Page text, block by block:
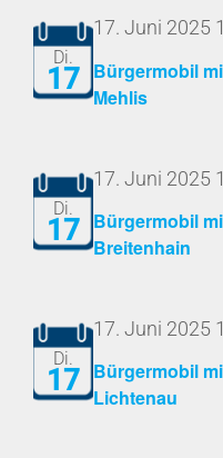
Di.
17 Bürgermobil
Mehlis
17. Juni 2025
Di.
17 Bürgermobil
Breitenhain
17. Juni 2025
Di.
17 Bürgermobil
Lichtenau
17. Juni 2025